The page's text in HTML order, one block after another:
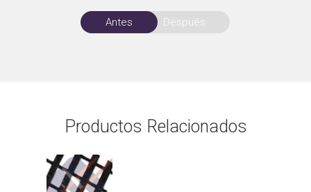
Antes Después
Productos Relacionados